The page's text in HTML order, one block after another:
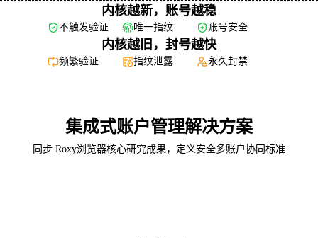
内核越新，账号越稳
不触发验证 唯一指纹 账号安全
内核越旧，封号越快
频繁验证 指纹泄露 永久封禁
Google Chromium
官方发布版本
148 149
集成式账户管理解决方案
同步 Roxy浏览器核心研究成果，定义安全多账户协同标准